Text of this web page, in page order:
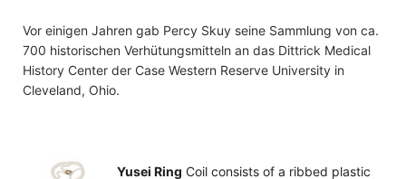
Vor einigen Jahren gab Percy Skuy seine Sammlung von ca.
700 historischen Verhütungsmitteln an das Dittrick Medical
History Center der Case Western Reserve University in
Cleveland, Ohio.
Yusei Ring Coil consists of a ribbed plastic